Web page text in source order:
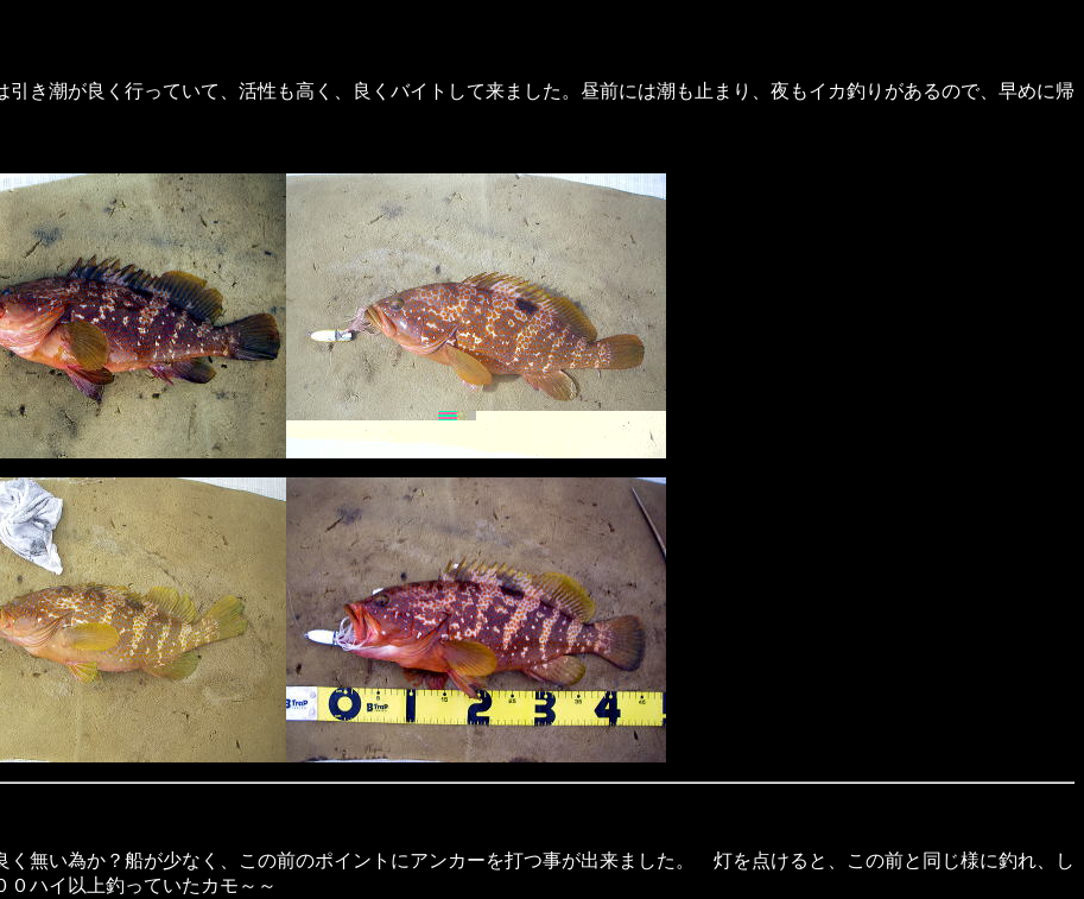
き潮が良く行っていて、活性も高く、良くバイトして来ました。昼前には潮も止まり、夜もイカ釣りがあるので、早めに帰
無い為か？船が少なく、この前のポイントにアンカーを打つ事が出来ました。 灯を点けると、この前と同じ様に釣れ、し
ハイ以上釣っていたカモ～～